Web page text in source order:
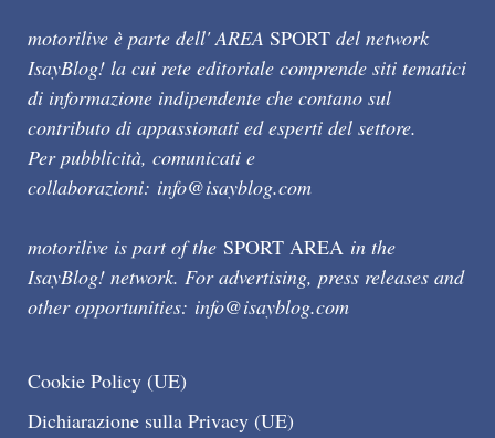
motorilive è parte dell' AREA SPORT del network
IsayBlog! la cui rete editoriale comprende siti tematici
di informazione indipendente che contano sul
contributo di appassionati ed esperti del settore.
Per pubblicità, comunicati e
collaborazioni: info@isayblog.com
motorilive is part of the SPORT AREA in the
IsayBlog! network. For advertising, press releases and
other opportunities: info@isayblog.com
Cookie Policy (UE)
Dichiarazione sulla Privacy (UE)